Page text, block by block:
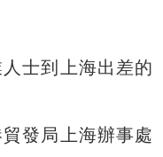
人士到上海出差的
貿發局上海辦事處